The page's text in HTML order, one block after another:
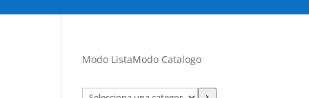
Modo ListaModo Catalogo
Selecciona